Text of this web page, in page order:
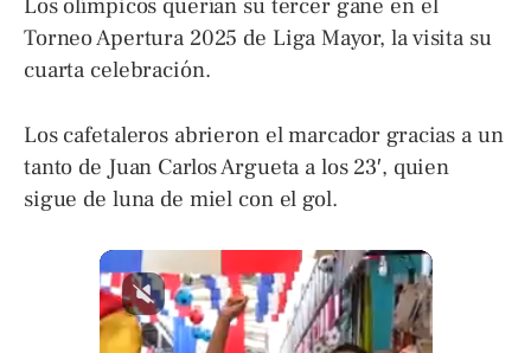
Torneo Apertura 2025 de Liga Mayor, la visita su
cuarta celebración.
Los cafetaleros abrieron el marcador gracias a un
tanto de Juan Carlos Argueta a los 23′, quien
sigue de luna de miel con el gol.